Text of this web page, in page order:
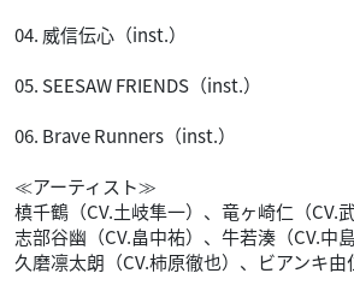
04. 威信伝心（inst.）
05. SEESAW FRIENDS（inst.）
06. Brave Runners（inst.）
≪アーティスト≫
槙千鶴（CV.土岐隼一）、竜ヶ崎仁（CV.武
志部谷幽（CV.畠中祐）、牛若湊（CV.中島
久磨凛太朗（CV.柿原徹也）、ビアンキ由